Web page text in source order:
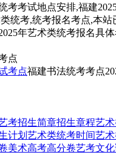
考考试地点安排,福建
统考,统考报名考点,本
年艺术类统考报名具
考点福建书法统考考点
考招生简章招生章程艺
计划 艺术类统考时间艺
美术高考高分卷艺考文